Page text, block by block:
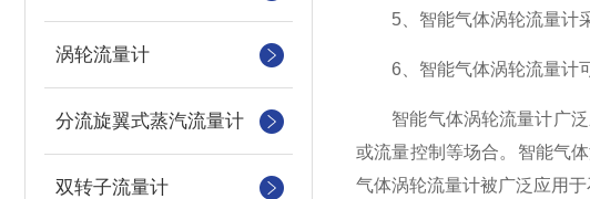
涡轮流量计
分流旋翼式蒸汽流量计
双转子流量计
5、智能气体涡轮流量计采
6、智能气体涡轮流量计可
智能气体涡轮流量计广泛
或流量控制等场合。智能气
气体涡轮流量计被广泛应用